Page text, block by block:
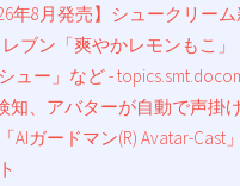
年8月発売】シュークリー
レブン「爽やかレモンもこ
ュー」など -
知、アバターが自動で声掛
AIガードマン(R) Avatar-Cast